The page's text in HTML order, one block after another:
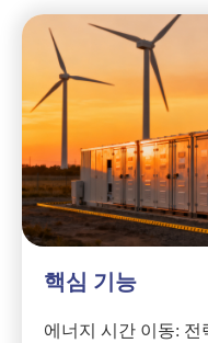
핵심 기능
에너지 시간 이동: 전